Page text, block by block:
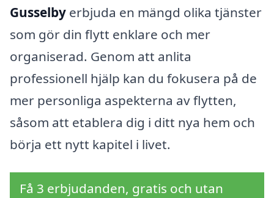
Gusselby erbjuda en mängd olika tjänster
som gör din flytt enklare och mer
organiserad. Genom att anlita
professionell hjälp kan du fokusera på de
mer personliga aspekterna av flytten,
såsom att etablera dig i ditt nya hem och
börja ett nytt kapitel i livet.
Få 3 erbjudanden, gratis och utan